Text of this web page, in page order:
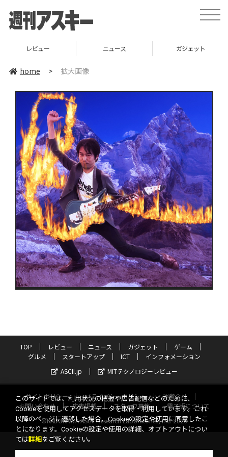
toggle
レビュー ニュース ガジェット
home > 拡大画像
TOP レビュー ニュース ガジェット
ゲーム
グルメ
スタートアップ ICT
インフォメーション
ASCII.jp
MITテクノロジーレビュー
サイトポリシー プライバシーポリシー
運営会社
お問い合わせ
広告掲載 スタッフ募集
電子版について
©KADOKAWA ASCII Research Laboratories, Inc. 2026
このサイトでは、利用状況の把握や広告配信などのために、
Cookieを使用してアクセスデータを取得・利用しています。これ
以降のページに遷移した場合、Cookieの設定や使用に同意したこ
とになります。Cookieの設定や使用の詳細、オプトアウトについ
ては詳細 をご覧ください。